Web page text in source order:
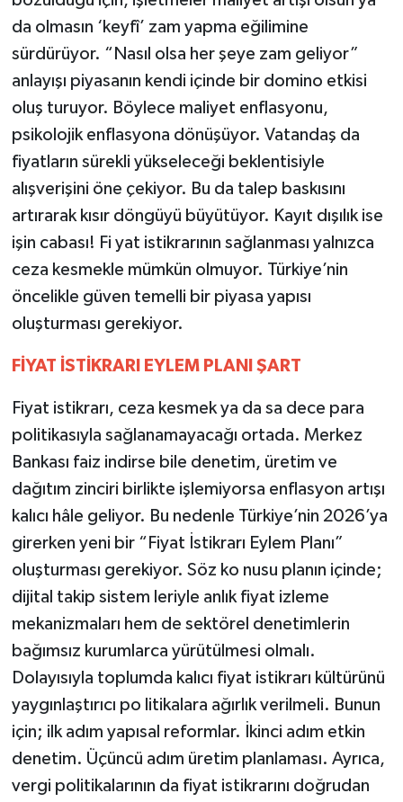
da olmasın ‘keyfî’ zam yapma eğilimine
sürdürüyor. “Nasıl olsa her şeye zam geliyor”
anlayışı piyasanın kendi içinde bir domino etkisi
oluş turuyor. Böylece maliyet enflasyonu,
psikolojik enflasyona dönüşüyor. Vatandaş da
fiyatların sürekli yükseleceği beklentisiyle
alışverişini öne çekiyor. Bu da talep baskısını
artırarak kısır döngüyü büyütüyor. Kayıt dışılık ise
işin cabası! Fi yat istikrarının sağlanması yalnızca
ceza kesmekle mümkün olmuyor. Türkiye’nin
öncelikle güven temelli bir piyasa yapısı
oluşturması gerekiyor.
FİYAT İSTİKRARI EYLEM PLANI ŞART
Fiyat istikrarı, ceza kesmek ya da sa dece para
politikasıyla sağlanamayacağı ortada. Merkez
Bankası faiz indirse bile denetim, üretim ve
dağıtım zinciri birlikte işlemiyorsa enflasyon artışı
kalıcı hâle geliyor. Bu nedenle Türkiye’nin 2026’ya
girerken yeni bir “Fiyat İstikrarı Eylem Planı”
oluşturması gerekiyor. Söz ko nusu planın içinde;
dijital takip sistem leriyle anlık fiyat izleme
mekanizmaları hem de sektörel denetimlerin
bağımsız kurumlarca yürütülmesi olmalı.
Dolayısıyla toplumda kalıcı fiyat istikrarı kültürünü
yaygınlaştırıcı po litikalara ağırlık verilmeli. Bunun
için; ilk adım yapısal reformlar. İkinci adım etkin
denetim. Üçüncü adım üretim planlaması. Ayrıca,
vergi politikalarının da fiyat istikrarını doğrudan